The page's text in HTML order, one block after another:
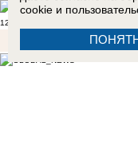
12:20 «БПЛА шли и шли»: что
cookie и